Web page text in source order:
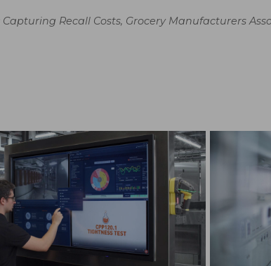
Capturing Recall Costs, Grocery Manufacturers